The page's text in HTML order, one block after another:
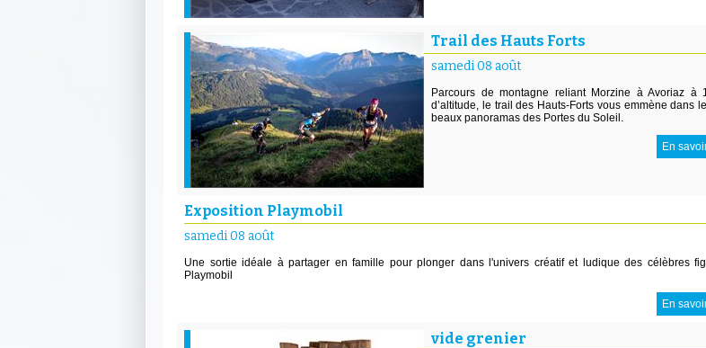
Trail des Hauts Forts
samedi 08 août
Parcours de montagne reliant Morzine à Avoriaz à
d’altitude, le trail des Hauts-Forts vous emmène dans
beaux panoramas des Portes du Soleil.
En
Exposition Playmobil
samedi 08 août
Une sortie idéale à partager en famille pour plonger dans l'univers créatif et ludique des célèbres
Playmobil
En
vide grenier